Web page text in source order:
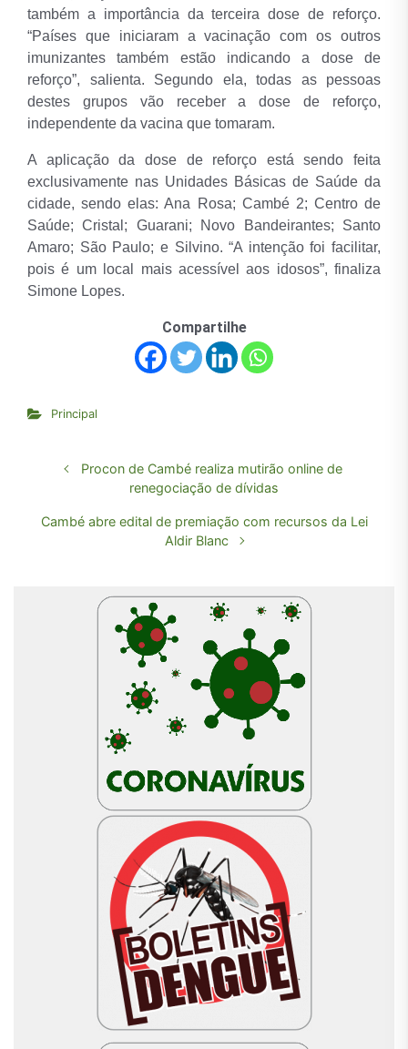
também a importância da terceira dose de reforço.
“Países que iniciaram a vacinação com os outros
imunizantes também estão indicando a dose de
reforço”, salienta. Segundo ela, todas as pessoas
destes grupos vão receber a dose de reforço,
independente da vacina que tomaram.
A aplicação da dose de reforço está sendo feita
exclusivamente nas Unidades Básicas de Saúde da
cidade, sendo elas: Ana Rosa; Cambé 2; Centro de
Saúde; Cristal; Guarani; Novo Bandeirantes; Santo
Amaro; São Paulo; e Silvino. “A intenção foi facilitar,
pois é um local mais acessível aos idosos”, finaliza
Simone Lopes.
Compartilhe
Principal
Procon de Cambé realiza mutirão online de
renegociação de dívidas
Cambé abre edital de premiação com recursos da Lei
Aldir Blanc